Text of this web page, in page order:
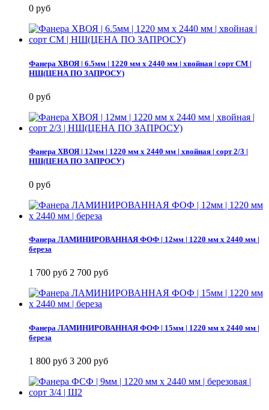
0 руб
Фанера ХВОЯ | 6.5мм | 1220 мм х 2440 мм | хвойная | сорт СМ |
НШ(ЦЕНА ПО ЗАПРОСУ)
0 руб
Фанера ХВОЯ | 12мм | 1220 мм х 2440 мм | хвойная | сорт 2/3 |
НШ(ЦЕНА ПО ЗАПРОСУ)
0 руб
Фанера ЛАМИНИРОВАННАЯ ФОФ | 12мм | 1220 мм х 2440 мм |
береза
1 700 руб 2 700 руб
Фанера ЛАМИНИРОВАННАЯ ФОФ | 15мм | 1220 мм х 2440 мм |
береза
1 800 руб 3 200 руб